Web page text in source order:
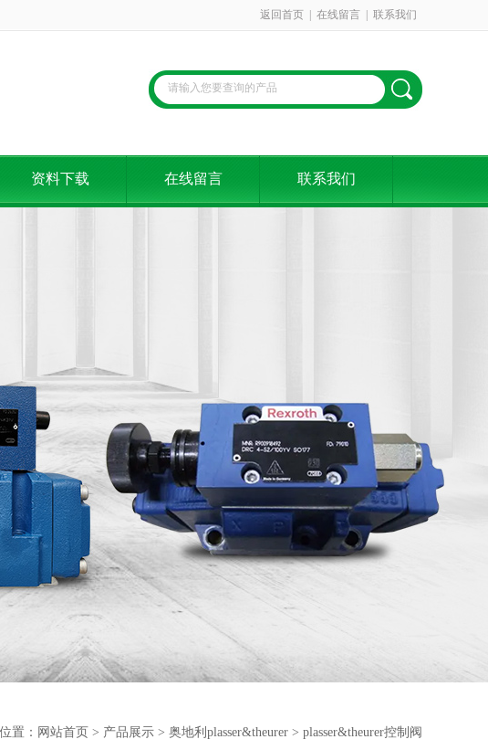
返回首页 在线留言 联系我们
资料下载 在线留言 联系我们
置： 网站首页 > 产品展示 > 奥地利plasser&theurer > plasser&theurer控制阀